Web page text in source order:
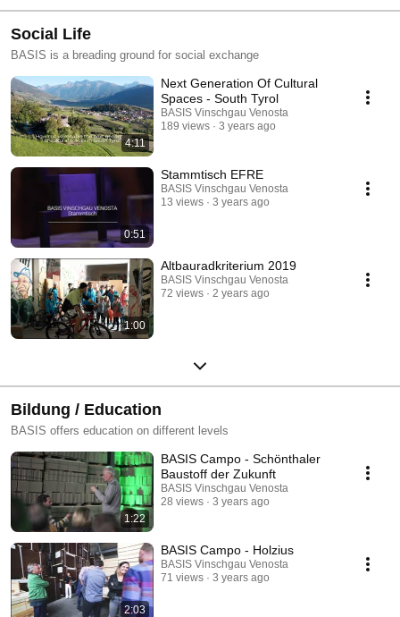
Social Life
BASIS is a breading ground for social exchange
4:11
Next Generation Of Cultural
Spaces - South Tyrol
BASIS Vinschgau Venosta
189 views
3 years ago
0:51
Stammtisch EFRE
BASIS Vinschgau Venosta
13 views
3 years ago
1:00
Altbauradkriterium 2019
BASIS Vinschgau Venosta
72 views
2 years ago
Bildung / Education
BASIS offers education on different levels
1:22
BASIS Campo - Schönthaler
Baustoff der Zukunft
BASIS Vinschgau Venosta
28 views
3 years ago
2:03
BASIS Campo - Holzius
BASIS Vinschgau Venosta
71 views
3 years ago